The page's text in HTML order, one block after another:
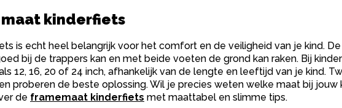
kinderfiets
is echt heel belangrijk voor het comfort en de veiligheid van je kind.
bij de trappers kan en met beide voeten de grond kan raken. Bij
12, 16, 20 of 24 inch, afhankelijk van de lengte en leeftijd van je kind.
proberen de beste oplossing. Wil je precies weten welke maat bij jouw
de framemaat kinderfiets met maattabel en slimme tips.